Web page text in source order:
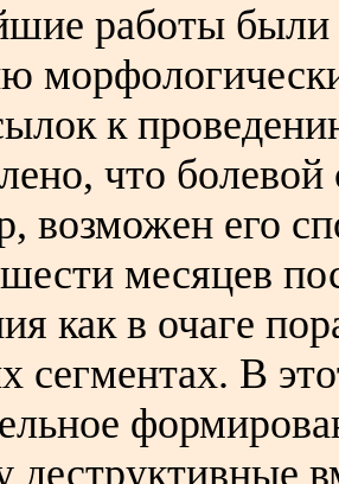
работы
к
что
возможен его
месяцев
как в очаге
сегментах. В
деструктивные